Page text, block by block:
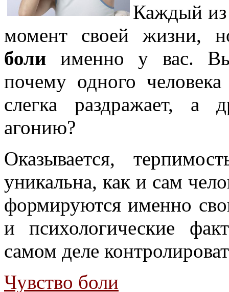
Каждый из
момент своей жизни,
боли именно у вас. Вы
почему одного
слегка раздражает, а
агонию?
Оказывается,
уникальна, как и сам
формируются именно
и психологические
самом деле
Чувство боли